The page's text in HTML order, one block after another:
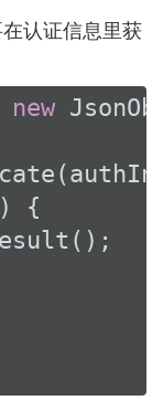
认证信息里获
new
{